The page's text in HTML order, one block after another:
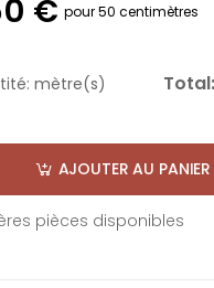
€ pour 50 centimètres
mètre(s) Total:
AJOUTER AU PANIER
pièces disponibles